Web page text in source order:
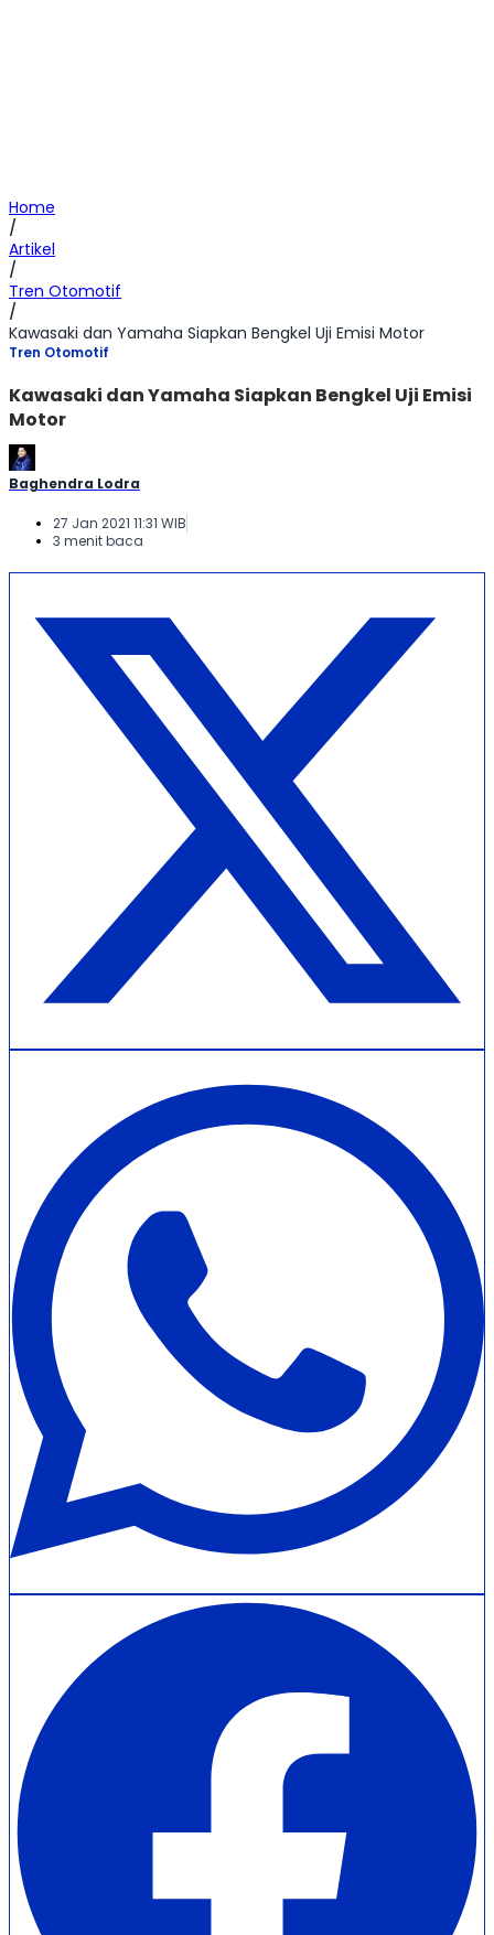
Home
/
Artikel
/
Tren Otomotif
/
Kawasaki dan Yamaha Siapkan Bengkel Uji Emisi Motor
Tren Otomotif
Kawasaki dan Yamaha Siapkan Bengkel Uji Emisi
Motor
Baghendra Lodra
27 Jan 2021 11:31 WIB
3 menit baca